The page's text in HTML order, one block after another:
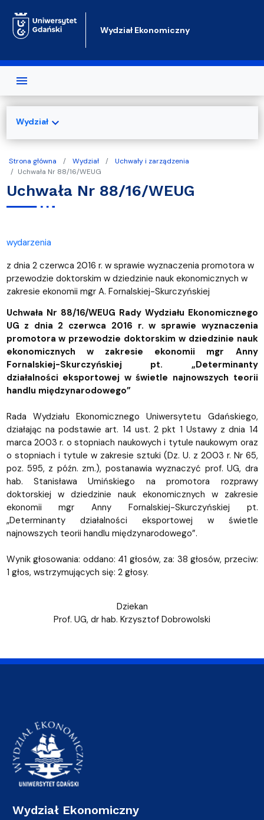
Wydział Ekonomiczny
Strona główna Wydział
Uchwały i zarządzenia
Uchwała Nr 88/16/WEUG
Uchwała Nr 88/16/WEUG
wydarzenia
z dnia 2 czerwca 2016 r. w sprawie wyznaczenia promotora w
przewodzie doktorskim w dziedzinie nauk ekonomicznych w
zakresie ekonomii mgr A. Fornalskiej-Skurczyńskiej
Uchwała Nr 88/16/WEUG Rady Wydziału Ekonomicznego
UG z dnia 2 czerwca 2016 r. w sprawie wyznaczenia
promotora w przewodzie doktorskim w dziedzinie nauk
ekonomicznych w zakresie ekonomii mgr Anny
Fornalskiej-Skurczyńskiej pt. „Determinanty
działalności eksportowej w świetle najnowszych teorii
handlu międzynarodowego”
Rada Wydziału Ekonomicznego Uniwersytetu Gdańskiego,
działając na podstawie art. 14 ust. 2 pkt 1 Ustawy z dnia 14
marca 2003 r. o stopniach naukowych i tytule naukowym oraz
o stopniach i tytule w zakresie sztuki (Dz. U. z 2003 r. Nr 65,
poz. 595, z późn. zm.), postanawia wyznaczyć prof. UG, dra
hab. Stanisława Umińskiego na promotora rozprawy
doktorskiej w dziedzinie nauk ekonomicznych w zakresie
ekonomii mgr Anny Fornalskiej-Skurczyńskiej pt.
„Determinanty działalności eksportowej w świetle
najnowszych teorii handlu międzynarodowego”.
Wynik głosowania: oddano: 41 głosów, za: 38 głosów, przeciw:
1 głos, wstrzymujących się: 2 głosy.
Dziekan
Prof. UG, dr hab. Krzysztof Dobrowolski
Wydziałexpand_more
Wydział Ekonomiczny